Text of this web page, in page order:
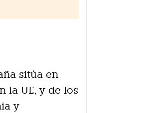
sitúa en
la UE, y de los
y